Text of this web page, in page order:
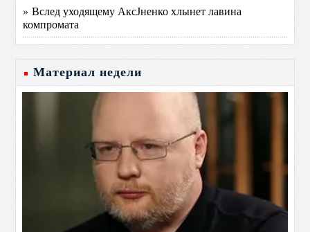
» Вслед уходящему АксЈненко хлынет лавина
компромата
Материал недели